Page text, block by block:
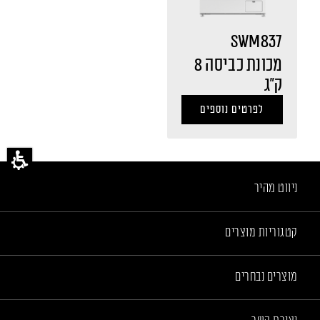
SWM837
מכונת כביסה 8
ק"ג
לפרטים נוספים
ניווט מהיר
קטגוריות מוצרים
מוצרים נבחרים